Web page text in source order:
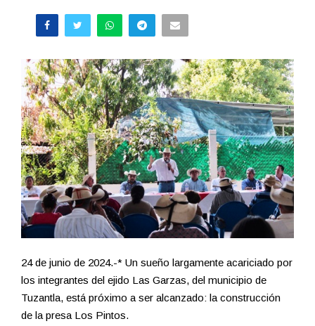
24 de junio de 2024.-* Un sueño largamente acariciado por
los integrantes del ejido Las Garzas, del municipio de
Tuzantla, está próximo a ser alcanzado: la construcción
de la presa Los Pintos.